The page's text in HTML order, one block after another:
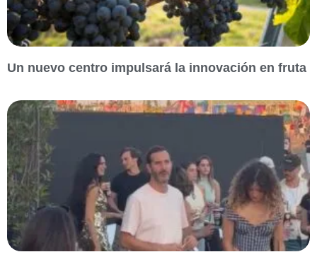
Un nuevo centro impulsará la innovación en fruta